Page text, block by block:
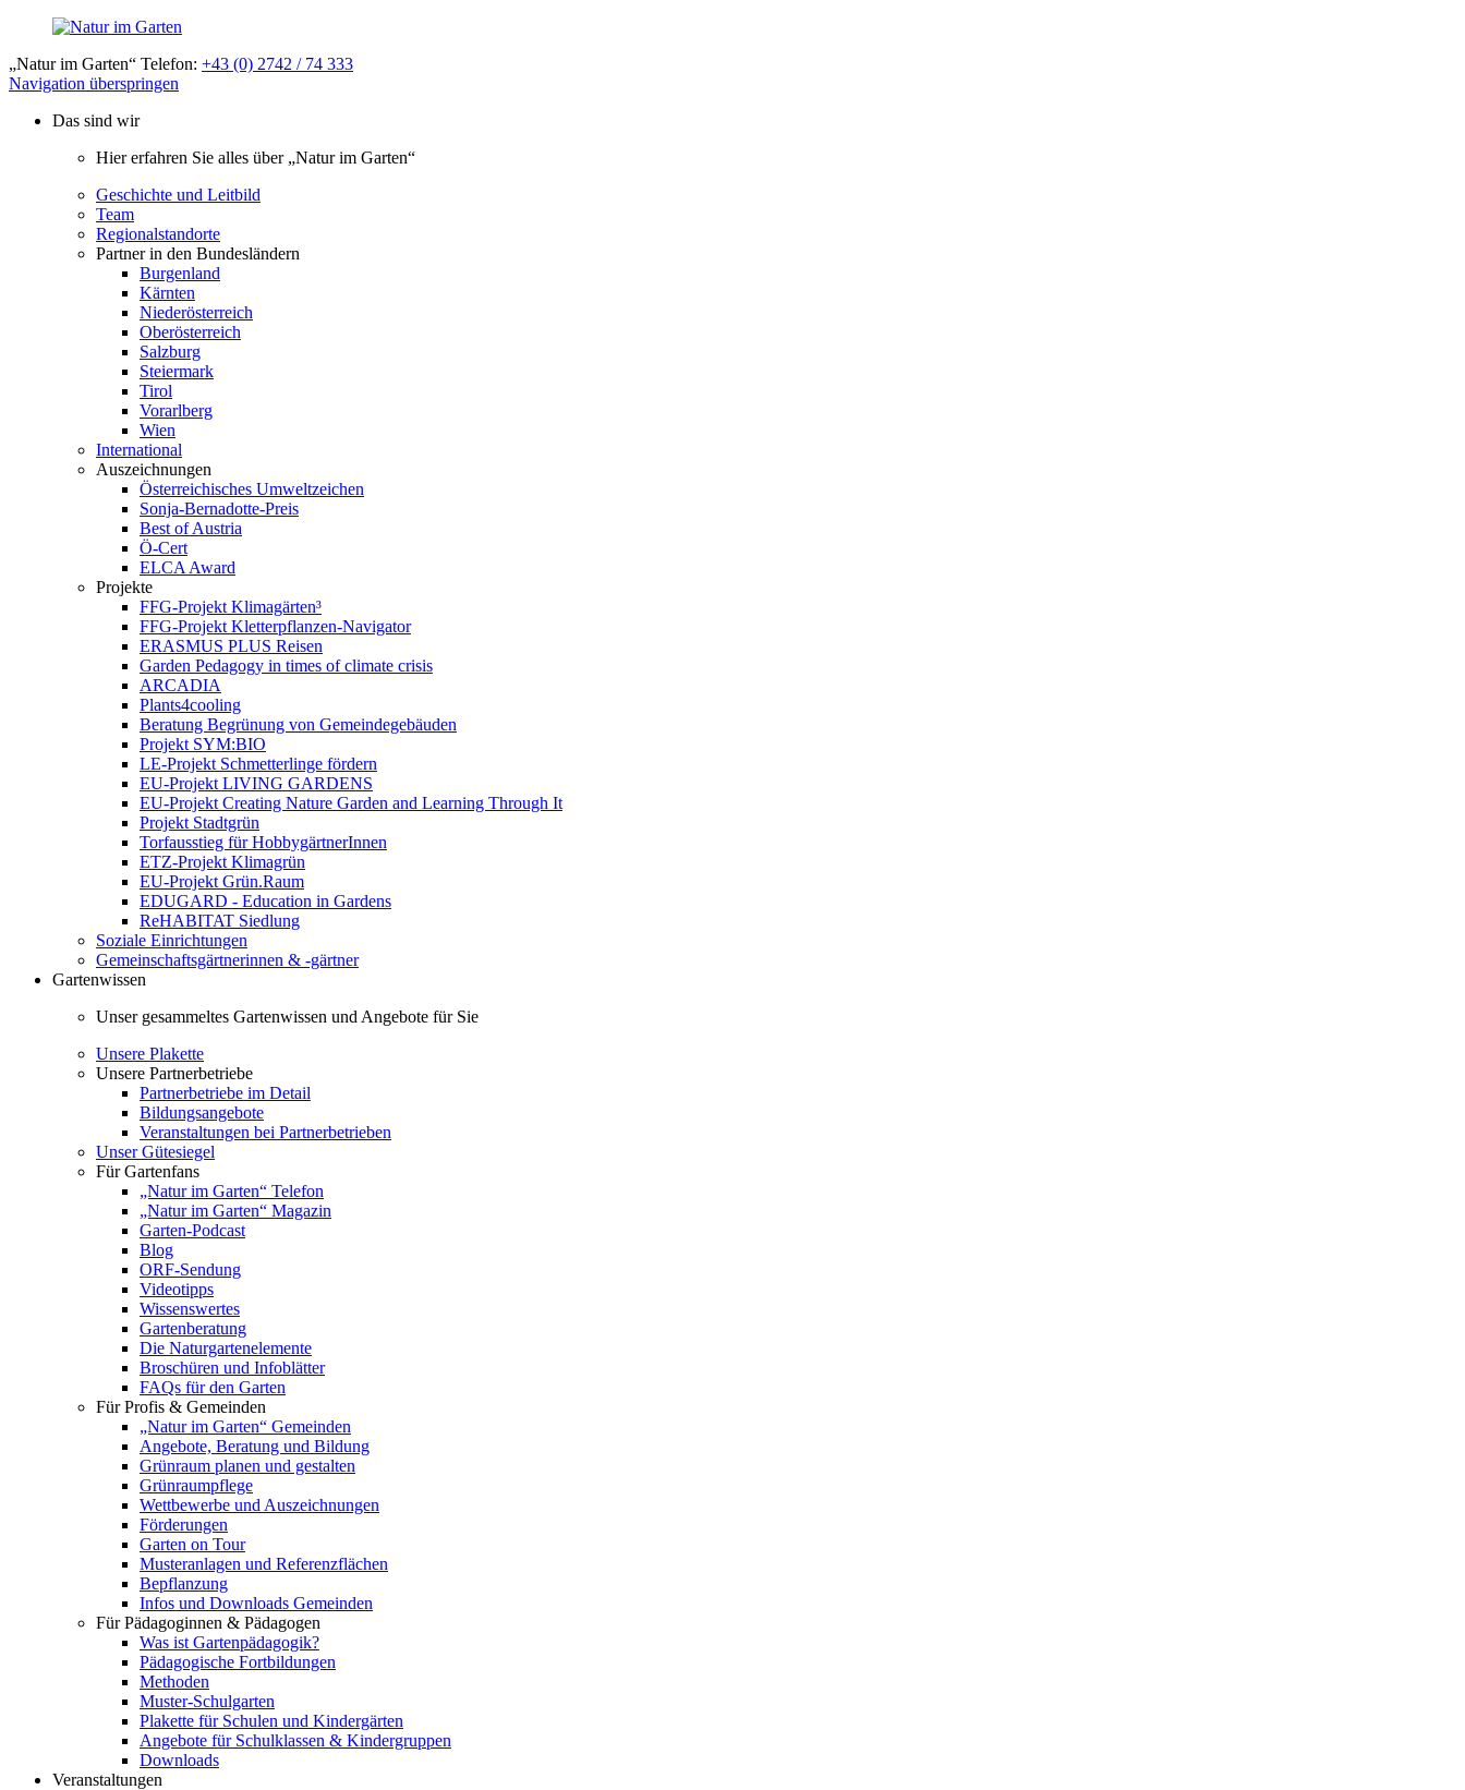
„Natur im Garten“ Telefon: +43 (0) 2742 / 74 333
Navigation überspringen
Das sind wir
Hier erfahren Sie alles über „Natur im Garten“
Geschichte und Leitbild
Team
Regionalstandorte
Partner in den Bundesländern
Burgenland
Kärnten
Niederösterreich
Oberösterreich
Salzburg
Steiermark
Tirol
Vorarlberg
Wien
International
Auszeichnungen
Österreichisches Umweltzeichen
Sonja-Bernadotte-Preis
Best of Austria
Ö-Cert
ELCA Award
Projekte
FFG-Projekt Klimagärten³
FFG-Projekt Kletterpflanzen-Navigator
ERASMUS PLUS Reisen
Garden Pedagogy in times of climate crisis
ARCADIA
Plants4cooling
Beratung Begrünung von Gemeindegebäuden
Projekt SYM:BIO
LE-Projekt Schmetterlinge fördern
EU-Projekt LIVING GARDENS
EU-Projekt Creating Nature Garden and Learning Through It
Projekt Stadtgrün
Torfausstieg für HobbygärtnerInnen
ETZ-Projekt Klimagrün
EU-Projekt Grün.Raum
EDUGARD - Education in Gardens
ReHABITAT Siedlung
Soziale Einrichtungen
Gemeinschaftsgärtnerinnen & -gärtner
Gartenwissen
Unser gesammeltes Gartenwissen und Angebote für Sie
Unsere Plakette
Unsere Partnerbetriebe
Partnerbetriebe im Detail
Bildungsangebote
Veranstaltungen bei Partnerbetrieben
Unser Gütesiegel
Für Gartenfans
„Natur im Garten“ Telefon
„Natur im Garten“ Magazin
Garten-Podcast
Blog
ORF-Sendung
Videotipps
Wissenswertes
Gartenberatung
Die Naturgartenelemente
Broschüren und Infoblätter
FAQs für den Garten
Für Profis & Gemeinden
„Natur im Garten“ Gemeinden
Angebote, Beratung und Bildung
Grünraum planen und gestalten
Grünraumpflege
Wettbewerbe und Auszeichnungen
Förderungen
Garten on Tour
Musteranlagen und Referenzflächen
Bepflanzung
Infos und Downloads Gemeinden
Für Pädagoginnen & Pädagogen
Was ist Gartenpädagogik?
Pädagogische Fortbildungen
Methoden
Muster-Schulgarten
Plakette für Schulen und Kindergärten
Angebote für Schulklassen & Kindergruppen
Downloads
Veranstaltungen